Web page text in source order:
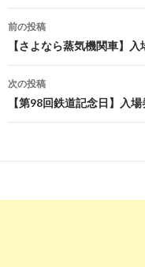
投
稿
ナ
ビ
ゲ
ー
前の投稿
【さよなら蒸気機関車】
次の投稿
【第98回鉄道記念日】入